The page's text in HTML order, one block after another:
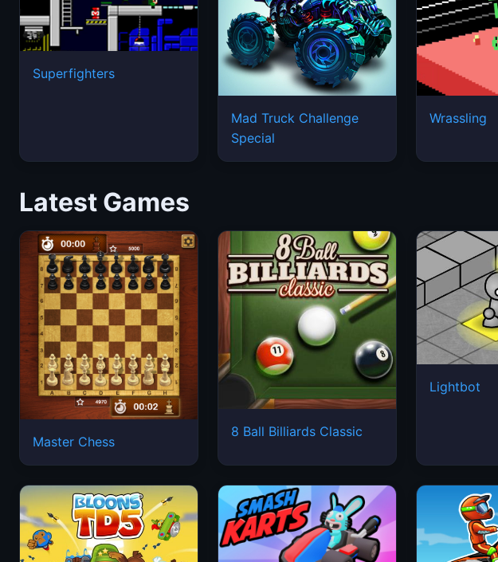
Superfighters
Mad Truck Challenge
Special
Wrassling
Latest Games
Master Chess
8 Ball Billiards Classic
Lightbot